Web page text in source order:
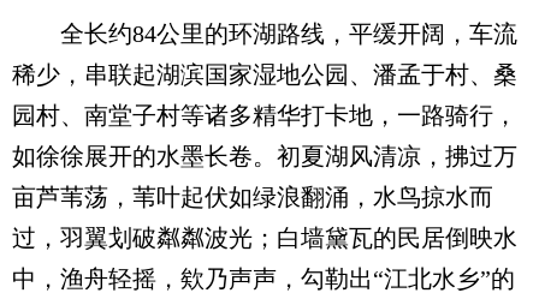
全长约84公里的环湖路线，平缓开阔，车流
稀少，串联起湖滨国家湿地公园、潘孟于村、桑
园村、南堂子村等诸多精华打卡地，一路骑行，
如徐徐展开的水墨长卷。初夏湖风清凉，拂过万
亩芦苇荡，苇叶起伏如绿浪翻涌，水鸟掠水而
过，羽翼划破粼粼波光；白墙黛瓦的民居倒映水
中，渔舟轻摇，欸乃声声，勾勒出“江北水乡”的